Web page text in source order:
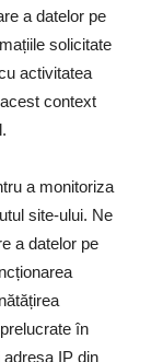
a datelor pe
solicitate
activitatea
context
a monitoriza
site-ului. Ne
a datelor pe
în
IP din